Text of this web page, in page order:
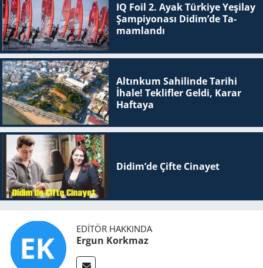
IQ Foil 2. Ayak Tür­ki­ye Ye­şi­lay
Şam­pi­yo­na­sı Didim’de Ta­
mam­lan­dı
Altınkum Sahilinde Tarihi
İhale! Teklifler Geldi, Karar
Haftaya
Didim’de Çifte Ci­na­yet
EDITÖR HAKKINDA
Ergun Korkmaz